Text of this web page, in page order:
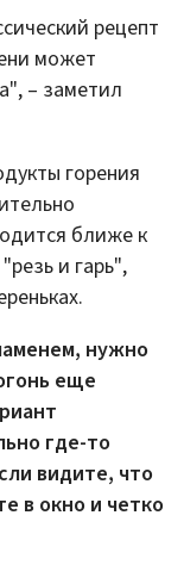
рецепт
может
– заметил
горения
ближе к
и гарь",
нужно
еще
где-то
видите, что
в окно и четко